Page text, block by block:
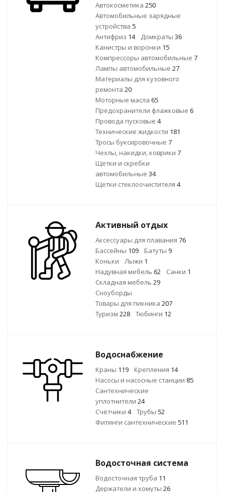
Автокосметика 250
Автомобильные зарядные
устройства 5
Антифриз 14 Домкраты 36
Канистры и воронки 15
Компрессоры автомобильные 7
Лампы автомобильные 27
Материалы для кузовного
ремонта 20
Моторные масла 65
Предохранители флажковые 6
Провода пусковые 4
Технические жидкости 181
Тросы буксировочные 7
Чехлы, накидки, коврики 7
Щетки и скребки
автомобильные 34
Щетки стеклоочистителя 4
Активный отдых
Аксессуары для плавания 76
Бассейны 109 Батуты 9
Коньки
Лыжи 1
Надувная мебель 62 Санки 1
Складная мебель 29
Сноуборды
Товары для пикника 207
Туризм 228 Тюбинги 12
Водоснабжение
Краны 119 Крепления 14
Насосы и насосные станции 85
Сантехнические
уплотнители 24
Счётчики 4 Трубы 52
Фитинги сантехнические 511
Водосточная система
Водосточная труба 11
Держатели и хомуты 26